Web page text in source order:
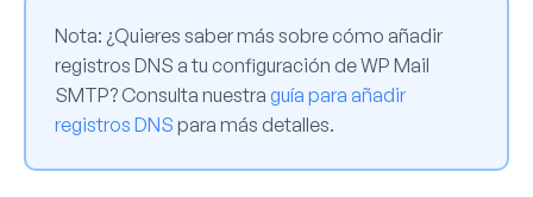
Nota: ¿Quieres saber más sobre cómo añadir
registros DNS a tu configuración de WP Mail
SMTP? Consulta nuestra guía para añadir
registros DNS para más detalles.